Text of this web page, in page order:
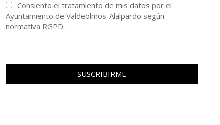
Consiento el tratamiento de mis datos por el
Ayuntamiento de Valdeolmos-Alalpardo según
normativa RGPD.